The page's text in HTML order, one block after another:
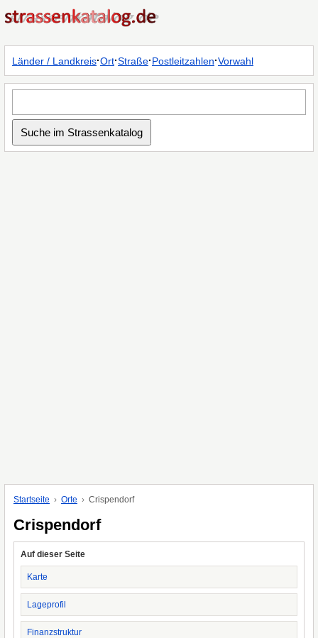
Länder / Landkreis·Ort·Straße·Postleitzahlen·Vorwahl
Startseite Orte Crispendorf
Crispendorf
Auf dieser Seite
Karte
Lageprofil
Finanzstruktur